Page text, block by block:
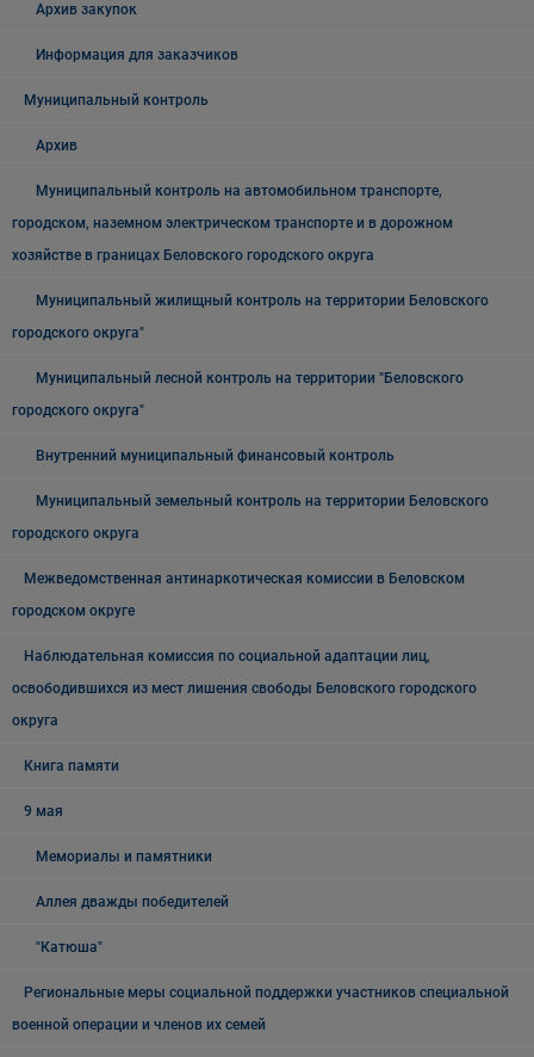
Архив закупок
Информация для заказчиков
Муниципальный контроль
Архив
Муниципальный контроль на автомобильном транспорте,
городском, наземном электрическом транспорте и в дорожном
хозяйстве в границах Беловского городского округа
Муниципальный жилищный контроль на территории Беловского
городского округа"
Муниципальный лесной контроль на территории "Беловского
городского округа"
Внутренний муниципальный финансовый контроль
Муниципальный земельный контроль на территории Беловского
городского округа
Межведомственная антинаркотическая комиссии в Беловском
городском округе
Наблюдательная комиссия по социальной адаптации лиц,
освободившихся из мест лишения свободы Беловского городского
округа
Книга памяти
9 мая
Мемориалы и памятники
Аллея дважды победителей
"Катюша"
Региональные меры социальной поддержки участников специальной
военной операции и членов их семей